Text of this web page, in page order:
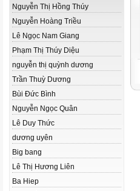
Nguyễn Thị Hồng Thúy
Nguyễn Hoàng Triều
Lê Ngọc Nam Giang
Phạm Thị Thúy Diệu
nguyễn thị quỳnh dương
Trần Thuỳ Dương
Bùi Đức Bình
Nguyễn Ngọc Quân
Lê Duy Thức
dương uyên
Big bang
Lê Thị Hương Liên
Ba Hiep